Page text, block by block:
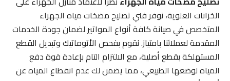
الخزانات العلوية، نوفر فني تصليح مضخات مياه الجهراء
المتخصص في صيانة كافة أنواع المواتير لضمان جودة الخدمات
المقدمة لعملائنا بامتياز. نقوم بفحص الأتوماتيك وتبديل القطع
المستهلكة بقطع أصلية، مع الالتزام التام بإعادة قوة دفع
المياه لوضعها الطبيعي، مما يضمن لك عدم انقطاع المياه عن